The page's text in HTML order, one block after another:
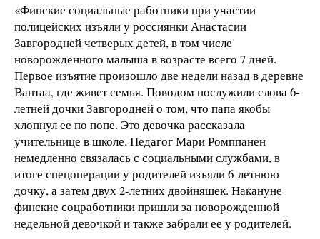
«Финские социальные работники при участии
полицейских изъяли у россиянки Анастасии
Завгородней четверых детей, в том числе
новорожденного малыша в возрасте всего 7 дней.
Первое изъятие произошло две недели назад в деревне
Вантаа, где живет семья. Поводом послужили слова 6-
летней дочки Завгородней о том, что папа якобы
хлопнул ее по попе. Это девочка рассказала
учительнице в школе. Педагог Мари Ромппанен
немедленно связалась с социальными службами, в
итоге спецоперации у родителей изъяли 6-летнюю
дочку, а затем двух 2-летних двойняшек. Накануне
финские соцработники пришли за новорожденной
недельной девочкой и также забрали ее у родителей.